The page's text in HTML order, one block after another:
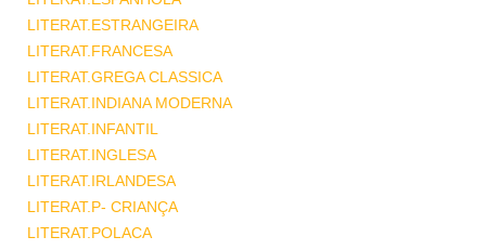
LITERAT.ESTRANGEIRA
LITERAT.FRANCESA
LITERAT.GREGA CLASSICA
LITERAT.INDIANA MODERNA
LITERAT.INFANTIL
LITERAT.INGLESA
LITERAT.IRLANDESA
LITERAT.P- CRIANÇA
LITERAT.POLACA